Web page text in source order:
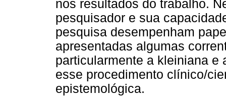
nos resultados do trabalho.
pesquisador e sua
pesquisa desempenham
apresentadas algumas
particularmente a kleiniana e
esse procedimento clínico/
epistemológica.